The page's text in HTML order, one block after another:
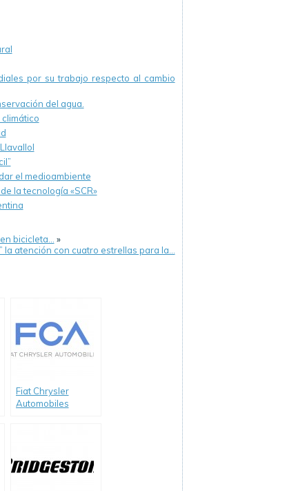
por su trabajo respecto al cambio
del agua.
climático
el medioambiente
la tecnología «SCR»
bicicleta…
»
la atención con cuatro estrellas para la…
Fiat Chrysler
Automobiles
cambio climático.